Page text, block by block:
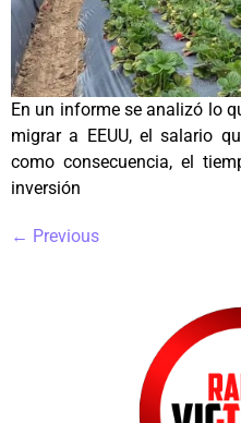
En un informe se analizó lo
migrar a EEUU, el salario
como consecuencia, el
inversión
← Previous